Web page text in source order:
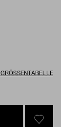
GRÖSSENTABELLE
SIGN